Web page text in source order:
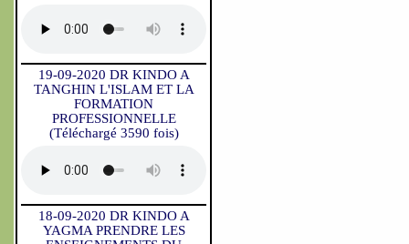
19-09-2020 DR KINDO A
TANGHIN L'ISLAM ET LA
FORMATION
PROFESSIONNELLE
(Téléchargé 3590 fois)
18-09-2020 DR KINDO A
YAGMA PRENDRE LES